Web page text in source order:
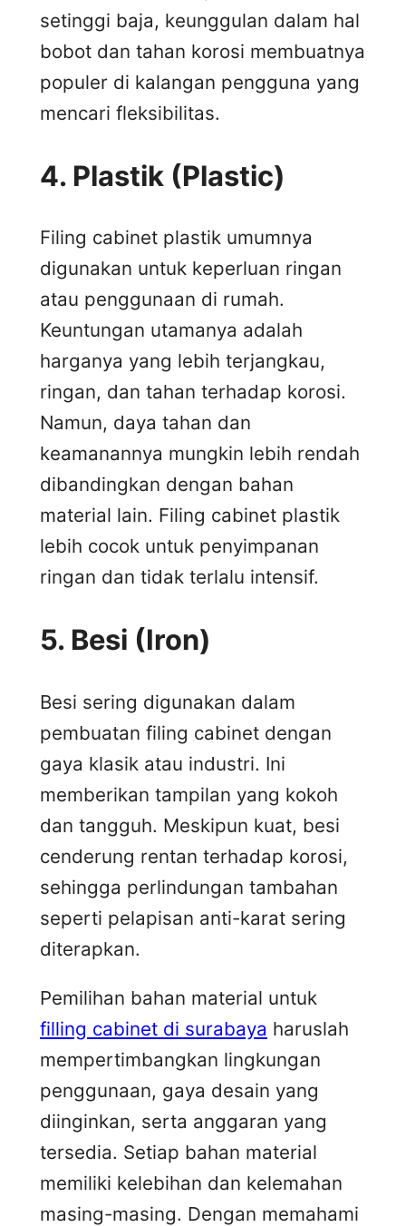
setinggi baja, keunggulan dalam hal
bobot dan tahan korosi membuatnya
populer di kalangan pengguna yang
mencari fleksibilitas.
4. Plastik (Plastic)
Filing cabinet plastik umumnya
digunakan untuk keperluan ringan
atau penggunaan di rumah.
Keuntungan utamanya adalah
harganya yang lebih terjangkau,
ringan, dan tahan terhadap korosi.
Namun, daya tahan dan
keamanannya mungkin lebih rendah
dibandingkan dengan bahan
material lain. Filing cabinet plastik
lebih cocok untuk penyimpanan
ringan dan tidak terlalu intensif.
5. Besi (Iron)
Besi sering digunakan dalam
pembuatan filing cabinet dengan
gaya klasik atau industri. Ini
memberikan tampilan yang kokoh
dan tangguh. Meskipun kuat, besi
cenderung rentan terhadap korosi,
sehingga perlindungan tambahan
seperti pelapisan anti-karat sering
diterapkan.
Pemilihan bahan material untuk
filling cabinet di surabaya haruslah
mempertimbangkan lingkungan
penggunaan, gaya desain yang
diinginkan, serta anggaran yang
tersedia. Setiap bahan material
memiliki kelebihan dan kelemahan
masing-masing. Dengan memahami